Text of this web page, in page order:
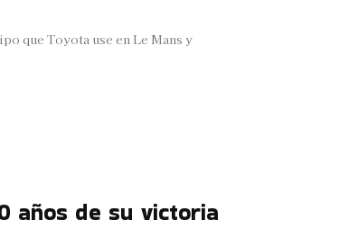
que Toyota use en Le Mans y
años de su victoria